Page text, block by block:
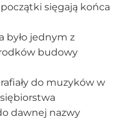
sięgają końca
było jednym z
budowy
do muzyków w
dawnej nazwy